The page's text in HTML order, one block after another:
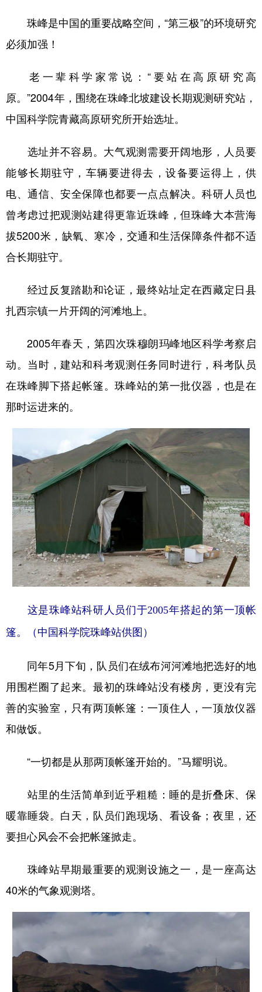
珠峰是中国的重要战略空间，“第三极”的环境研究
必须加强！
老一辈科学家常说：“要站在高原研究高
原。”2004年，围绕在珠峰北坡建设长期观测研究站，
中国科学院青藏高原研究所开始选址。
选址并不容易。大气观测需要开阔地形，人员要
能够长期驻守，车辆要进得去，设备要运得上，供
电、通信、安全保障也都要一点点解决。科研人员也
曾考虑过把观测站建得更靠近珠峰，但珠峰大本营海
拔5200米，缺氧、寒冷，交通和生活保障条件都不适
合长期驻守。
经过反复踏勘和论证，最终站址定在西藏定日县
扎西宗镇一片开阔的河滩地上。
2005年春天，第四次珠穆朗玛峰地区科学考察启
动。当时，建站和科考观测任务同时进行，科考队员
在珠峰脚下搭起帐篷。珠峰站的第一批仪器，也是在
那时运进来的。
这是珠峰站科研人员们于2005年搭起的第一顶帐
篷。（中国科学院珠峰站供图）
同年5月下旬，队员们在绒布河河滩地把选好的地
用围栏圈了起来。最初的珠峰站没有楼房，更没有完
善的实验室，只有两顶帐篷：一顶住人，一顶放仪器
和做饭。
“一切都是从那两顶帐篷开始的。”马耀明说。
站里的生活简单到近乎粗糙：睡的是折叠床、保
暖靠睡袋。白天，队员们跑现场、看设备；夜里，还
要担心风会不会把帐篷掀走。
珠峰站早期最重要的观测设施之一，是一座高达
40米的气象观测塔。